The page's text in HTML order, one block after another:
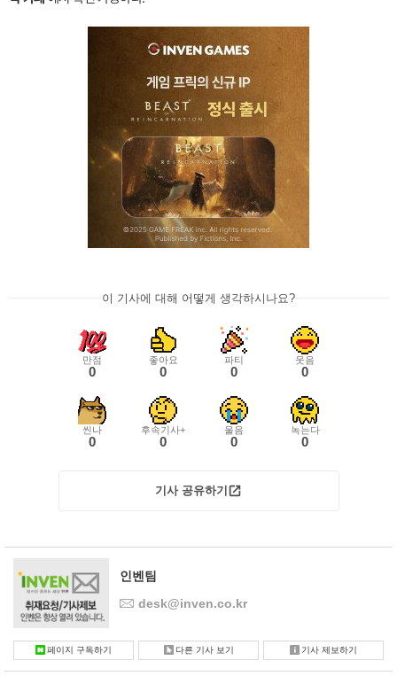
이 기사에 대해 어떻게 생각하시나요?
만점
0
좋아요
0
파티
0
웃음
0
씬나
0
후속기사+
0
울음
0
녹는다
0
기사 공유하기
인벤팀
desk@inven.co.kr
페이지 구독하기 다른 기사 보기 기사 제보하기